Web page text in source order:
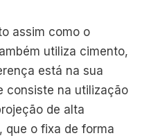
assim como o
utiliza cimento,
está na sua
consiste na utilização
de alta
que o fixa de forma